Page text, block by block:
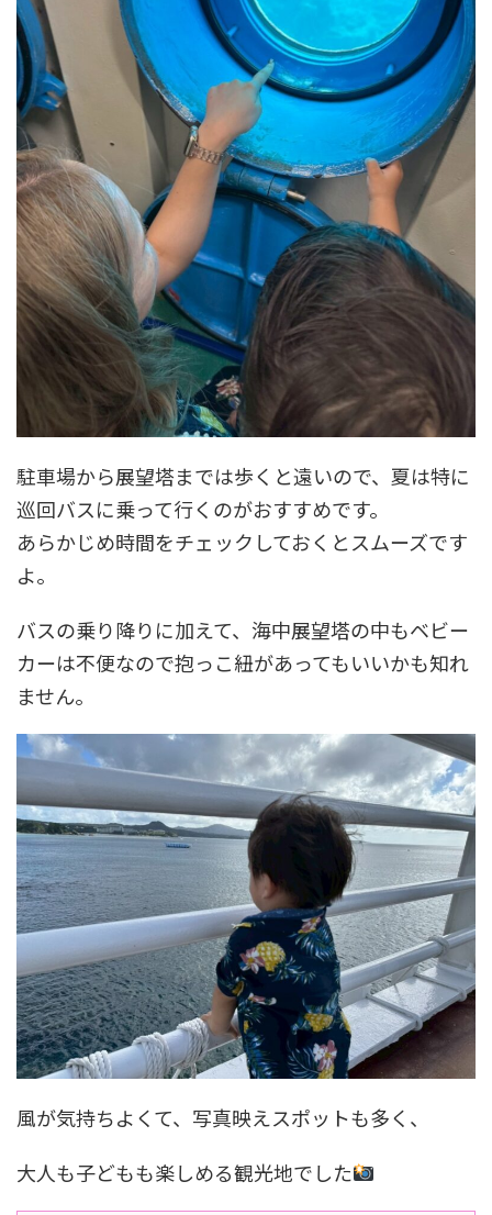
駐車場から展望塔までは歩くと遠いので、夏は特に
巡回バスに乗って行くのがおすすめです。
あらかじめ時間をチェックしておくとスムーズです
よ。
バスの乗り降りに加えて、海中展望塔の中もベビー
カーは不便なので抱っこ紐があってもいいかも知れ
ません。
風が気持ちよくて、写真映えスポットも多く、
大人も子どもも楽しめる観光地でした